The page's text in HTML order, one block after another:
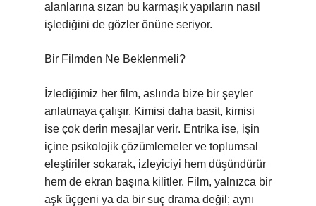
alanlarına sızan bu karmaşık yapıların nasıl
işlediğini de gözler önüne seriyor.
Bir Filmden Ne Beklenmeli?
İzlediğimiz her film, aslında bize bir şeyler
anlatmaya çalışır. Kimisi daha basit, kimisi
ise çok derin mesajlar verir. Entrika ise, işin
içine psikolojik çözümlemeler ve toplumsal
eleştiriler sokarak, izleyiciyi hem düşündürür
hem de ekran başına kilitler. Film, yalnızca bir
aşk üçgeni ya da bir suç drama değil; aynı